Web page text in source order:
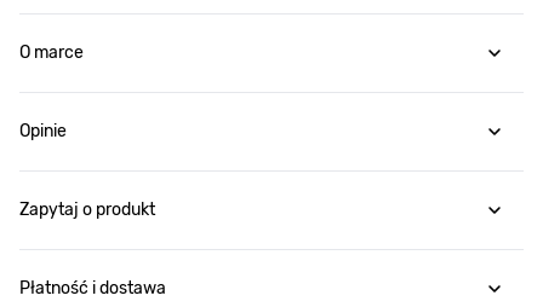
O marce
Opinie
Zapytaj o produkt
Płatność i dostawa